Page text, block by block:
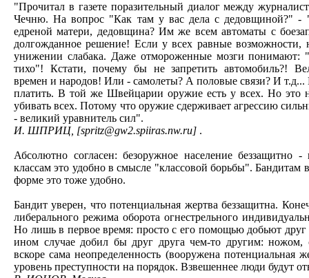
"Прочитал в газете поразительный диалог между
Чечню. На вопрос "Как там у вас дела с дедовщиной?" -
едреной матери, дедовщина? Им же всем автоматы с
долгожданное решение! Если у всех равные
унижении слабака. Даже отмороженные мозги понимают:
тихо"! Кстати, почему бы не запретить автомобиль?!
времен и народов! Или - самолеты? А половые связи? И т.д...
платить. В той же Швейцарии оружие есть у всех. Но это
убивать всех. Потому что оружие сдерживает агрессию
- великий уравнитель сил".
И. ШПРИЦ, [spritz@gw2.spiiras.nw.ru] .
Абсолютно согласен: безоружное население беззащитно
классам это удобно в смысле "классовой борьбы". Бандитам
форме это тоже удобно.
Бандит уверен, что потенциальная жертва беззащитна.
либерального режима оборота огнестрельного
Но лишь в первое время: просто с его помощью добьют друг
ином случае добил бы друг друга чем-то другим: ножом,
вскоре сама неопределенность (вооружена потенциальная
уровень преступности на порядок. Взвешеннее люди будут